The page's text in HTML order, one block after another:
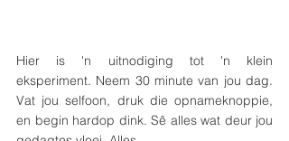
Hier is 'n uitnodiging tot 'n klein
eksperiment. Neem 30 minute van jou dag.
Vat jou selfoon, druk die opnameknoppie,
en begin hardop dink. Sê alles wat deur jou